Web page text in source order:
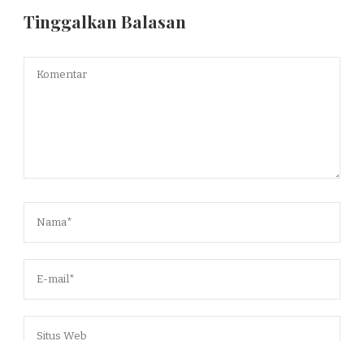
Tinggalkan Balasan